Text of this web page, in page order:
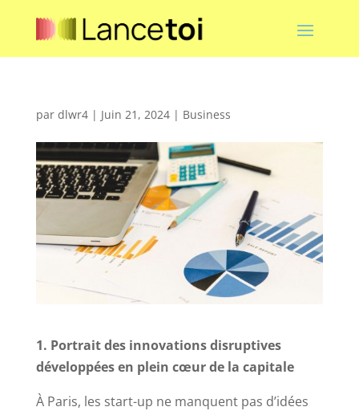
par dlwr4| Juin 21, 2024| Business
1. Portrait des innovations disruptives
développées en plein cœur de la capitale
À Paris, les start-up ne manquent pas d’idées